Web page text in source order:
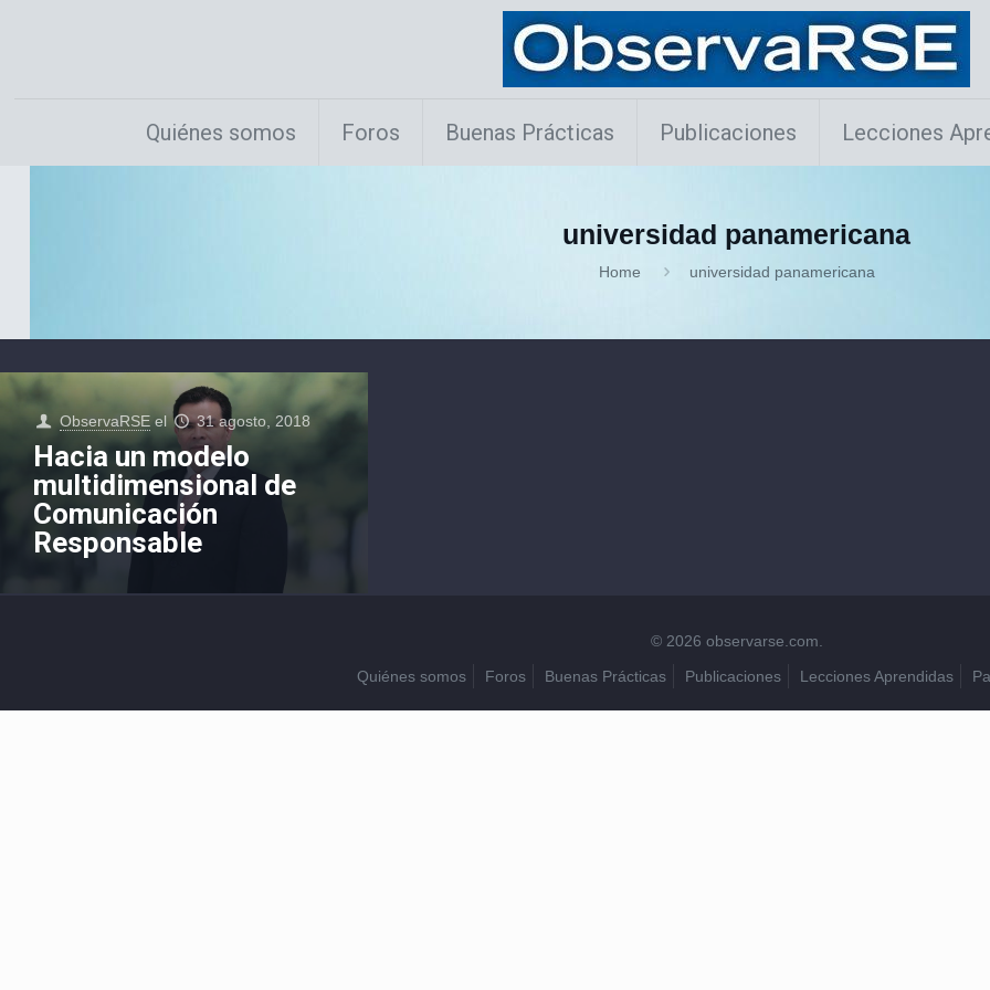
Quiénes somos Foros Buenas Prácticas Publicaciones Lecciones
universidad panamericana
Home universidad panamericana
ObservaRSE el 31 agosto, 2018
Hacia un modelo
multidimensional de
Comunicación
Responsable
© 2026 observarse.com.
Quiénes somos
Foros Buenas Prácticas Publicaciones Lecciones Aprendidas